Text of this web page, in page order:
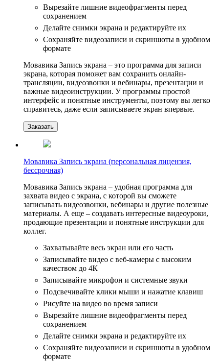
Вырезайте лишние видеофрагменты перед
сохранением
Делайте снимки экрана и редактируйте их
Сохраняйте видеозаписи и скриншоты в удобном
формате
Мовавика Запись экрана – это программа для записи
экрана, которая поможет вам сохранить онлайн-
трансляции, видеозвонки и вебинары, презентации и
важные видеоинструкции. У программы простой
интерфейс и понятные инструменты, поэтому вы легко
справитесь, даже если записываете экран впервые.
Заказать
Мовавика Запись экрана (персональная лицензия,
бессрочная)
Мовавика Запись экрана – удобная программа для
захвата видео с экрана, с которой вы сможете
записывать видеозвонки, вебинары и другие полезные
материалы. А еще – создавать интересные видеоуроки,
продающие презентации и понятные инструкции для
коллег.
Захватывайте весь экран или его часть
Записывайте видео с веб-камеры с высоким
качеством до 4К
Записывайте микрофон и системные звуки
Подсвечивайте клики мыши и нажатие клавиш
Рисуйте на видео во время записи
Вырезайте лишние видеофрагменты перед
сохранением
Делайте снимки экрана и редактируйте их
Сохраняйте видеозаписи и скриншоты в удобном
формате